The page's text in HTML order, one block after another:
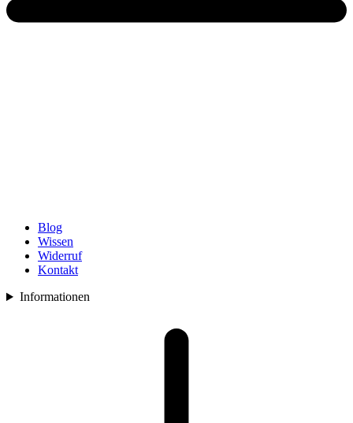
Blog
Wissen
Widerruf
Kontakt
Informationen